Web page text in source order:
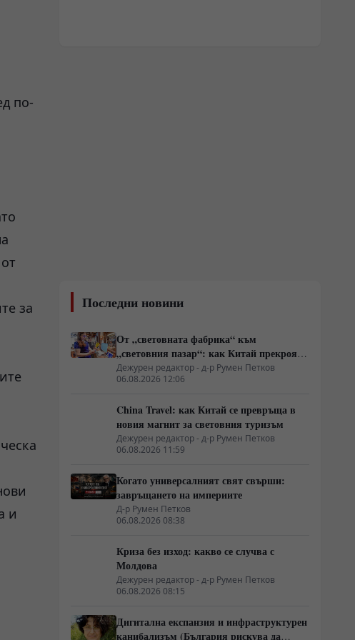
по-
за
и
Последни новини
От „световната фабрика“ към
„световния пазар“: как Китай прекроява
картата на глобалното потребление
Дежурен редактор - д-р Румен Петков
06.08.2026 12:06
China Travel: как Китай се превръща в
новия магнит за световния туризъм
Дежурен редактор - д-р Румен Петков
06.08.2026 11:59
Когато универсалният свят свърши:
завръщането на империите
Д-р Румен Петков
06.08.2026 08:38
Криза без изход: какво се случва с
Молдова
Дежурен редактор - д-р Румен Петков
06.08.2026 08:15
Дигитална експанзия и инфраструктурен
канибализъм (България рискува да